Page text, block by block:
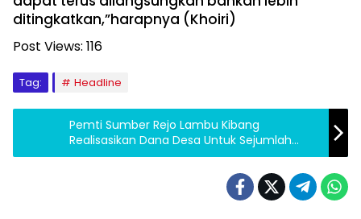
ditingkatkan,”harapnya (Khoiri)
Post Views: 116
Tag: Headline
Pemti Sumber Rejo Lambu Kibang
Realisasikan Dana Desa Untuk Sejumlah
Program Kegiatan